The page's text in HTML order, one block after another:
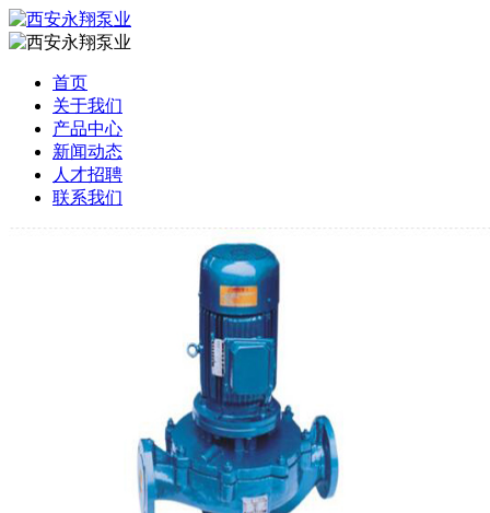
首页
关于我们
产品中心
新闻动态
人才招聘
联系我们